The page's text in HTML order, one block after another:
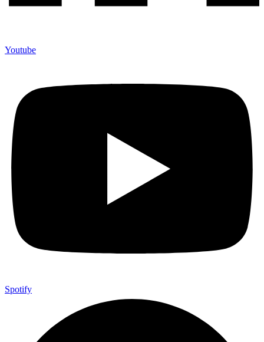
Youtube
Spotify